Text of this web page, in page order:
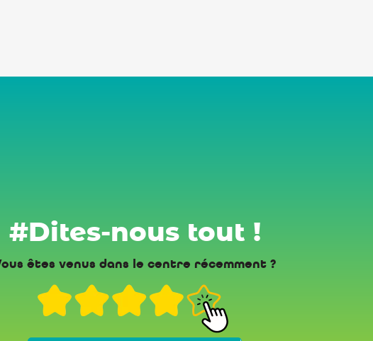
#Dites-nous tout !
êtes venus dans le centre récemment ?